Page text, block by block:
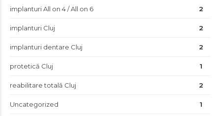
implanturi All on 4 / All on 6 2
implanturi Cluj 2
implanturi dentare Cluj 2
protetică Cluj 1
reabilitare totală Cluj 2
Uncategorized 1